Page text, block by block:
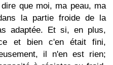
que moi, ma peau, ma
la partie froide de la
adaptée. Et si, en plus,
et bien c'en était fini,
il n'en est rien;